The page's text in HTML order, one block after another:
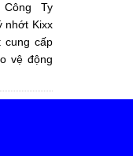
Ty
nhớt Kixx
cung cấp
vệ động